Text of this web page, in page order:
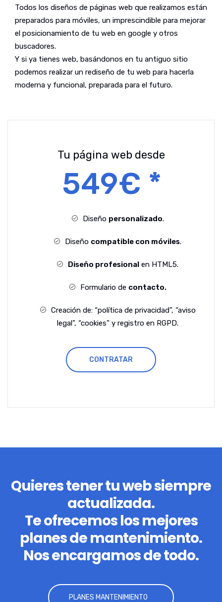
Todos los diseños de páginas web que realizamos están
preparados para móviles, un imprescindible para mejorar
el posicionamiento de tu web en google y otros
buscadores.
Y si ya tienes web, basándonos en tu antiguo sitio
podemos realizar un rediseño de tu web para hacerla
moderna y funcional, preparada para el futuro.
Tu página web desde
549€ *
Diseño personalizado.
Diseño compatible con móviles.
Diseño profesional en HTML5.
Formulario de contacto.
Creación de: “política de privacidad”, “aviso
legal”, “cookies” y registro en RGPD.
CONTRATAR
Quieres tener tu web siempre
actualizada.
Te ofrecemos los mejores
planes de mantenimiento.
Nos encargamos de todo.
PLANES MANTENIMIENTO